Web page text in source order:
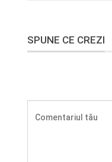
SPUNE CE CREZI